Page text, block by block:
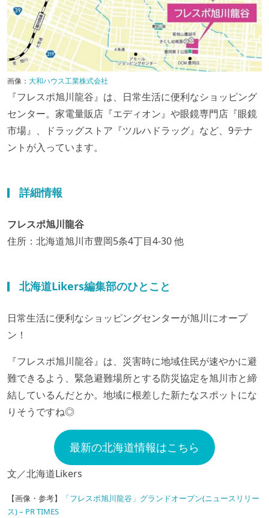
画像： 大和ハウス工業株式会社
『フレスポ旭川龍谷』は、日常生活に便利なショッピング
センター。家電量販店『エディオン』や眼鏡専門店『眼鏡
市場』、ドラッグストア『ツルハドラッグ』など、9テナ
ントが入っています。
詳細情報
フレスポ旭川龍谷
住所：北海道旭川市豊岡5条4丁目4-30 他
北海道Likers編集部のひとこと
日常生活に便利なショッピングセンターが旭川にオープ
ン！
『フレスポ旭川龍谷』は、災害時に地域住民が速やかに避
難できるよう、緊急避難場所とする防災協定を旭川市と締
結しているんだとか。地域に根差した新たなスポットにな
りそうですね◎
最新の北海道情報はこちら
文／北海道Likers
【画像・参考】
「フレスポ旭川龍谷」グランドオープン(ニュースリリー
ス) – PR TIMES